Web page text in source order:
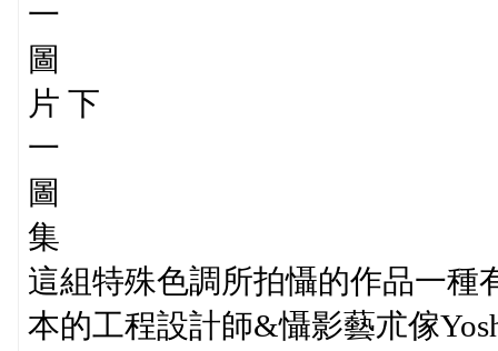
一
圖
片 下
一
圖
集
這組特殊色調所拍懾的作品一種
本的工程設計師&懾影藝朮傢